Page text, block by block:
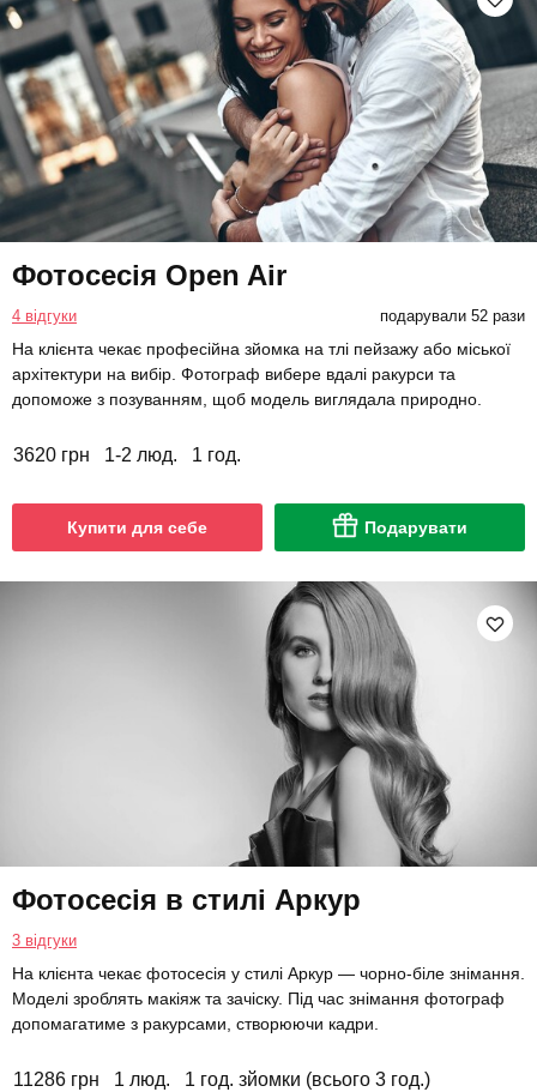
Фотосесія Open Air
4 відгуки подарували 52 рази
На клієнта чекає професійна зйомка на тлі пейзажу або міської
архітектури на вибір. Фотограф вибере вдалі ракурси та
допоможе з позуванням, щоб модель виглядала природно.
3620 грн 1-2 люд. 1 год.
Купити для себе Подарувати
Фотосесія в стилі Аркур
3 відгуки
На клієнта чекає фотосесія у стилі Аркур — чорно-біле знімання.
Моделі зроблять макіяж та зачіску. Під час знімання фотограф
допомагатиме з ракурсами, створюючи кадри.
11286 грн 1 люд. 1 год. зйомки (всього 3 год.)